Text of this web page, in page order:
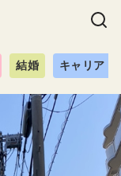
結婚 キャリア